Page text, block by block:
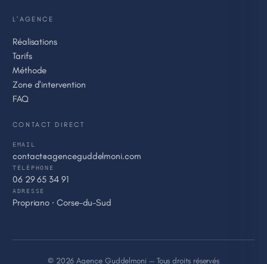
L'AGENCE
Réalisations
Tarifs
Méthode
Zone d'intervention
FAQ
CONTACT DIRECT
EMAIL
contact@agenceguddelmoni.com
TÉLÉPHONE
06 29 65 34 91
ADRESSE
Propriano · Corse-du-Sud
© 2026 Agence Guddelmoni — Tous droits réservés